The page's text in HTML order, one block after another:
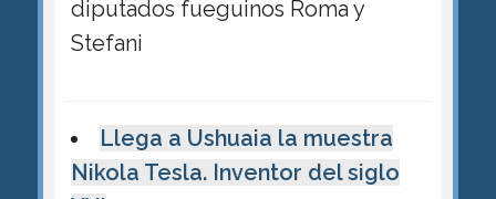
diputados fueguinos Roma y
Stefani
Llega a Ushuaia la muestra
Nikola Tesla. Inventor del siglo